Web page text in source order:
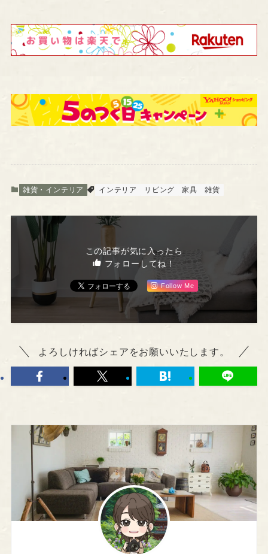
雑貨・インテリア インテリア リビング 家具 雑貨
この記事が気に入ったら
フォローしてね！
Follow Me
よろしければシェアをお願いいたします。